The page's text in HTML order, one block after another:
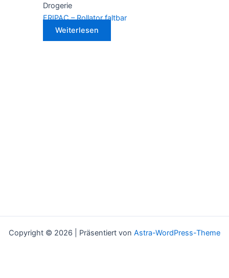
Drogerie
FRIPAC – Rollator faltbar
Weiterlesen
Copyright © 2026 | Präsentiert von Astra-WordPress-Theme